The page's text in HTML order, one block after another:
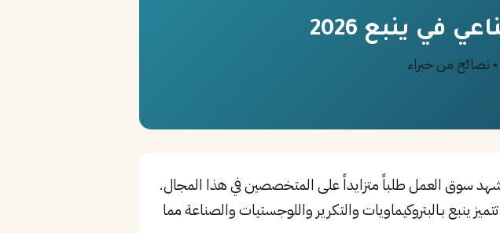
ينبع 2026
نصائح من خبراء
سوق العمل طلباً متزايداً على المتخصصين في هذا المجال.
ينبع بـالبتروكيماويات والتكرير واللوجستيات والصناعة مما